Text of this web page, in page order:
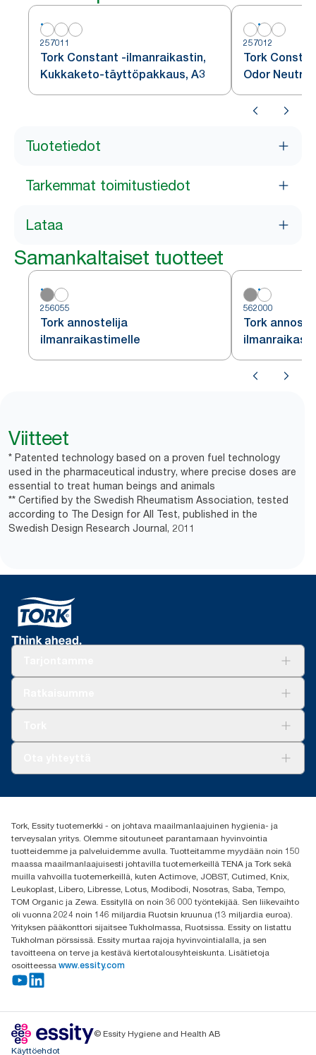
257011
Tork Constant -ilmanraikastin,
Kukkaketo-täyttöpakkaus, A3
257012
Tork
Odor
Tuotetiedot
Tarkemmat toimitustiedot
Lataa
Samankaltaiset tuotteet
256055
Tork annostelija
ilmanraikastimelle
562000
Tork
Viitteet
* Patented technology based on a proven fuel technology
used in the pharmaceutical industry, where precise doses are
essential to treat human beings and animals
** Certified by the Swedish Rheumatism Association, tested
according to The Design for All Test, published in the
Swedish Design Research Journal, 2011
(+358) 9 5068 8222
Oy Essity Finland Ab
Revontulenkuja 1
02100 Espoo
Tork, Essity tuotemerkki - on johtava maailmanlaajuinen hygienia- ja
terveysalan yritys. Olemme sitoutuneet parantamaan hyvinvointia
tuotteidemme ja palveluidemme avulla. Tuotteitamme myydään noin 150
maassa maailmanlaajuisesti johtavilla tuotemerkeillä TENA ja Tork sekä
muilla vahvoilla tuotemerkeillä, kuten Actimove, JOBST, Cutimed, Knix,
Leukoplast, Libero, Libresse, Lotus, Modibodi, Nosotras, Saba, Tempo,
TOM Organic ja Zewa. Essityllä on noin 36 000 työntekijää. Sen liikevaihto
oli vuonna 2024 noin 146 miljardia Ruotsin kruunua (13 miljardia euroa).
Yrityksen pääkonttori sijaitsee Tukholmassa, Ruotsissa. Essity on listattu
Tukholman pörssissä. Essity murtaa rajoja hyvinvointialalla, ja sen
tavoitteena on terve ja kestävä kiertotalousyhteiskunta. Lisätietoja
osoitteessa www.essity.com
© Essity Hygiene and Health AB
Käyttöehdot